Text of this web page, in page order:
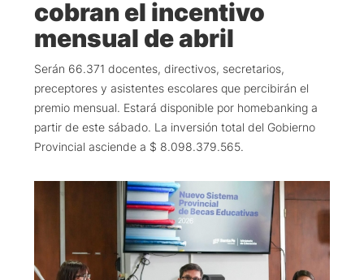
cobran el incentivo
mensual de abril
Serán 66.371 docentes, directivos, secretarios,
preceptores y asistentes escolares que percibirán el
premio mensual. Estará disponible por homebanking a
partir de este sábado. La inversión total del Gobierno
Provincial asciende a $ 8.098.379.565.